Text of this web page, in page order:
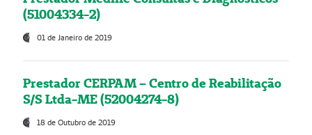
(51004334-2)
01 de Janeiro de 2019
Prestador CERPAM – Centro de Reabilitação
S/S Ltda-ME (52004274-8)
18 de Outubro de 2019